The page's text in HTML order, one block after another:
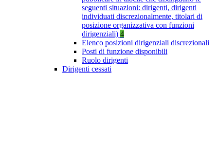
seguenti situazioni: dirigenti, dirigenti
individuati discrezionalmente, titolari di
posizione organizzativa con funzioni
dirigenziali) 4
Elenco posizioni dirigenziali discrezionali
Posti di funzione disponibili
Ruolo dirigenti
Dirigenti cessati